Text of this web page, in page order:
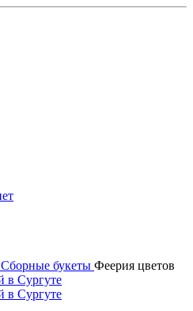
Сборные букеты Феерия цветов